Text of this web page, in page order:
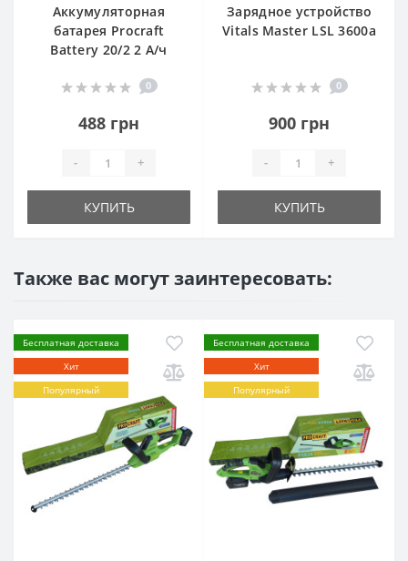
Аккумуляторная
батарея Procraft
Battery 20/2 2 А/ч
0
488 грн
- +
КУПИТЬ
Зарядное устройство
Vitals Master LSL 3600a
0
900 грн
- +
КУПИТЬ
Также вас могут заинтересовать:
Бесплатная доставка
Хит
Популярный
Бесплатная доставка
Хит
Популярный